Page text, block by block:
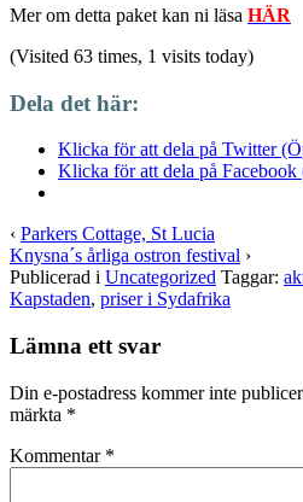
Mer om detta paket kan ni läsa HÄR
(Visited 63 times, 1 visits today)
Dela det här:
Klicka för att dela på Twitter
Klicka för att dela på
‹ Parkers Cottage, St Lucia
Knysna´s årliga ostron festival ›
Publicerad i Uncategorized Taggar:
Kapstaden, priser i Sydafrika
Lämna ett svar
Din e-postadress kommer inte
märkta *
Kommentar *